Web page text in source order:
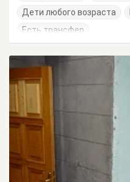
Дети любого возраста
Есть трансфер